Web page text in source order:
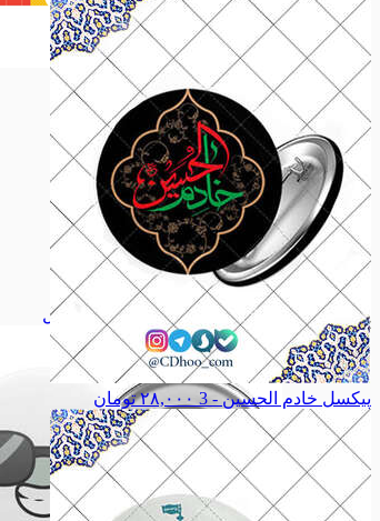
سرگرمی سرگرمی
مذهبی مذهبی
نیایش نیایش
معصومین معصومین
امامزادگان امامزادگان
حدیث حدیث
اجتماعی اجتماعی
مناسبت ها مناسبت ها
شخصیت ها
شخصیت ها
ملی ملی
فانتزی
فانتزی
همه دسته بندی های پیکسل
پیکسل خادم الحسین - 3 ۲۸,۰۰۰تومان